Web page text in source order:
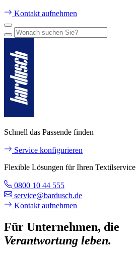
Kontakt aufnehmen
Schnell das Passende finden
Service konfigurieren
Flexible Lösungen für Ihren Textilservice
0800 10 44 555
service@bardusch.de
Kontakt aufnehmen
Für Unternehmen, die
Verantwortung leben.